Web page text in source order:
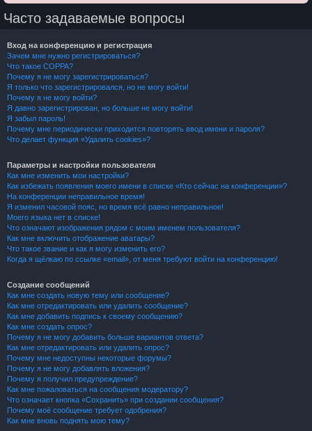
Часто задаваемые вопросы
Вход на конференцию и регистрация
Зачем мне нужно регистрироваться?
Что такое COPPA?
Почему я не могу зарегистрироваться?
Я только что зарегистрировался, но не могу войти!
Почему я не могу войти?
Я давно зарегистрирован, но больше не могу войти!
Я забыл пароль!
Почему мне периодически приходится повторять ввод имени и пароля?
Что делает функция «Удалить cookies»?
Параметры и настройки пользователя
Как мне изменить мои настройки?
Как избежать появления моего имени в списке «Кто сейчас на конференции»?
На конференции неправильное время!
Я изменил часовой пояс, но время всё равно неправильное!
Моего языка нет в списке!
Что означают изображения рядом с моим именем пользователя?
Как мне включить отображение аватары?
Что такое звание и как я могу изменить его?
Когда я щёлкаю по ссылке «email», от меня требуют войти на конференцию!
Создание сообщений
Как мне создать новую тему или сообщение?
Как мне отредактировать или удалить сообщение?
Как мне добавить подпись к своему сообщению?
Как мне создать опрос?
Почему я не могу добавить больше вариантов ответа?
Как мне отредактировать или удалить опрос?
Почему мне недоступны некоторые форумы?
Почему я не могу добавлять вложения?
Почему я получил предупреждение?
Как мне пожаловаться на сообщения модератору?
Что означает кнопка «Сохранить» при создании сообщения?
Почему моё сообщение требует одобрения?
Как мне вновь поднять мою тему?